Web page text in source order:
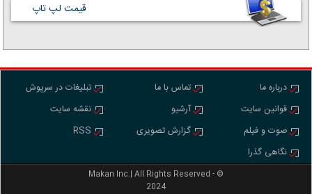
قیمت لپ تاپ
درباره ما
قوانین سایت
صوت و فیلم
نگاهی گذرا
تماس با ما
آرشیو
گزارش تصویری
تبلیغات در سرپوش
نقشه سایت
RSS
Makan Inc.‎‎‎| All Rights Reserved - ©
2024